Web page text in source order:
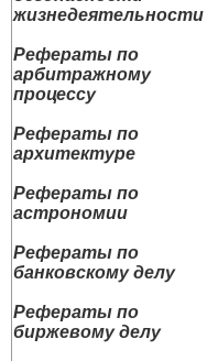
жизнедеятельности
Рефераты по
арбитражному
процессу
Рефераты по
архитектуре
Рефераты по
астрономии
Рефераты по
банковскому делу
Рефераты по
биржевому делу